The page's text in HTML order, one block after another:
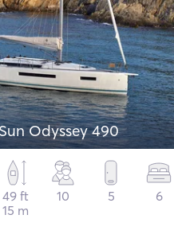
Odyssey 490
49 ft
15 m
10 5 6